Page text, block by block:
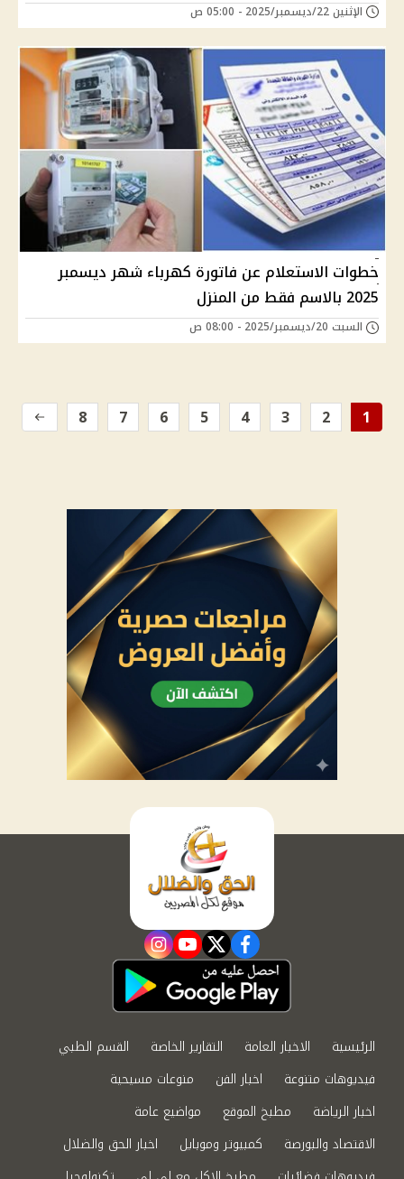
الإثنين 22/ديسمبر/2025 - 05:00 ص
خطوات الاستعلام عن فاتورة كهرباء شهر ديسمبر
2025 بالاسم فقط من المنزل
السبت 20/ديسمبر/2025 - 08:00 ص
1
2
3
4
5
6
7
8
facebook
twitter
youtube
instagram
الرئيسية الاخبار العامة التقارير الخاصة
القسم الطبي
فيديوهات متنوعة
اخبار الفن
منوعات مسيحية
اخبار الرياضة
مطبخ الموقع
مواضيع عامة
الاقتصاد والبورصة
كمبيوتر وموبايل
اخبار الحق والضلال